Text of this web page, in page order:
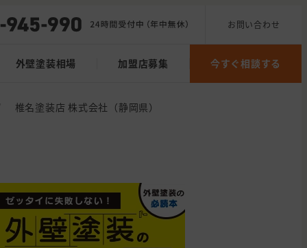
お問い合わせ
外壁塗装相場 加盟店募集 今すぐ相談する
椎名塗装店 株式会社（静岡県）